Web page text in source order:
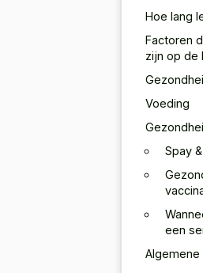
Hoe lang
Factoren
zijn op de
Voeding
Spay
een
Algemene